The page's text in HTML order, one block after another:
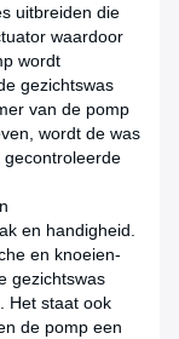
uitbreiden die
waardoor
wordt
gezichtswas
van de pomp
wordt de was
en handigheid.
en knoeien-
gezichtswas
Het staat ook
de pomp een